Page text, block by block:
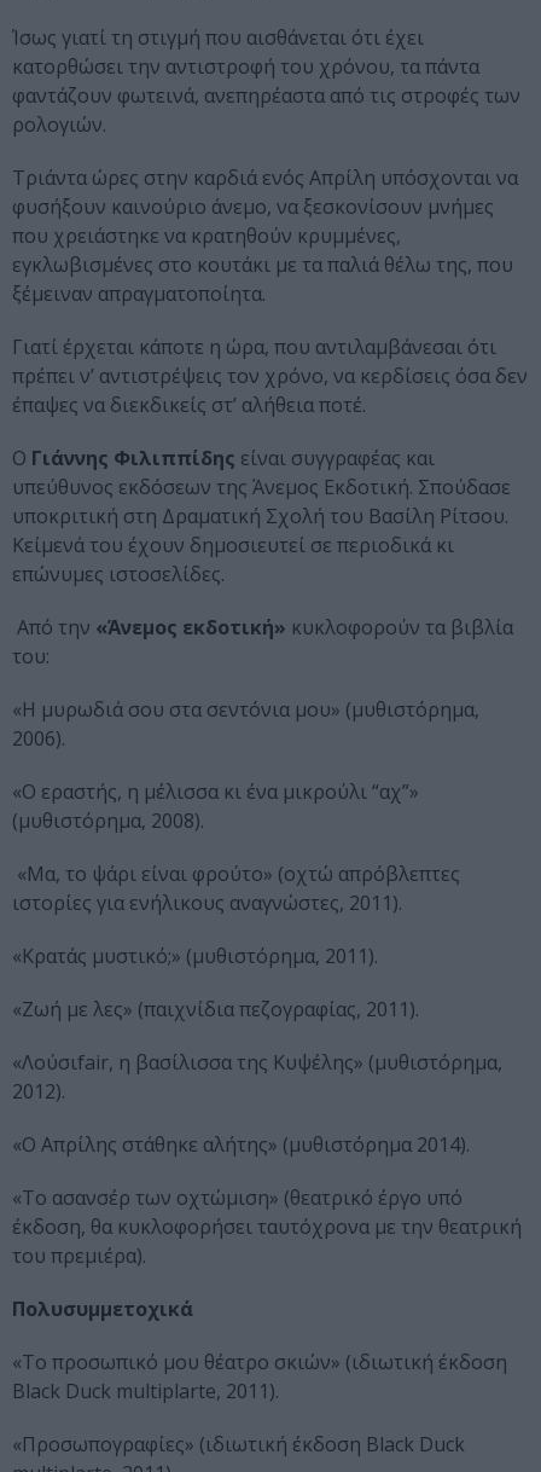
Ίσως γιατί τη στιγμή που αισθάνεται ότι έχει
κατορθώσει την αντιστροφή του χρόνου, τα πάντα
φαντάζουν φωτεινά, ανεπηρέαστα από τις στροφές των
ρολογιών.
Τριάντα ώρες στην καρδιά ενός Απρίλη υπόσχονται να
φυσήξουν καινούριο άνεμο, να ξεσκονίσουν μνήμες
που χρειάστηκε να κρατηθούν κρυμμένες,
εγκλωβισμένες στο κουτάκι με τα παλιά θέλω της, που
ξέμειναν απραγματοποίητα.
Γιατί έρχεται κάποτε η ώρα, που αντιλαμβάνεσαι ότι
πρέπει ν’ αντιστρέψεις τον χρόνο, να κερδίσεις όσα δεν
έπαψες να διεκδικείς στ’ αλήθεια ποτέ.
Ο Γιάννης Φιλιππίδης είναι συγγραφέας και
υπεύθυνος εκδόσεων της Άνεμος Εκδοτική. Σπούδασε
υποκριτική στη Δραματική Σχολή του Βασίλη Ρίτσου.
Κείμενά του έχουν δημοσιευτεί σε περιοδικά κι
επώνυμες ιστοσελίδες.
Aπό την «Άνεμος εκδοτική» κυκλοφορούν τα βιβλία
του:
«Η μυρωδιά σου στα σεντόνια μου» (μυθιστόρημα,
2006).
«Ο εραστής, η μέλισσα κι ένα μικρούλι “αχ”»
(μυθιστόρημα, 2008).
«Μα, το ψάρι είναι φρούτο» (οχτώ απρόβλεπτες
ιστορίες για ενήλικους αναγνώστες, 2011).
«Κρατάς μυστικό;» (μυθιστόρημα, 2011).
«Ζωή με λες» (παιχνίδια πεζογραφίας, 2011).
«Λούσιfair, η βασίλισσα της Κυψέλης» (μυθιστόρημα,
2012).
«Ο Απρίλης στάθηκε αλήτης» (μυθιστόρημα 2014).
«Το ασανσέρ των οχτώμιση» (θεατρικό έργο υπό
έκδοση, θα κυκλοφορήσει ταυτόχρονα με την θεατρική
του πρεμιέρα).
Πολυσυμμετοχικά
«Το προσωπικό μου θέατρο σκιών» (ιδιωτική έκδοση
Black Duck multiplarte, 2011).
«Προσωπογραφίες» (ιδιωτική έκδοση Black Duck